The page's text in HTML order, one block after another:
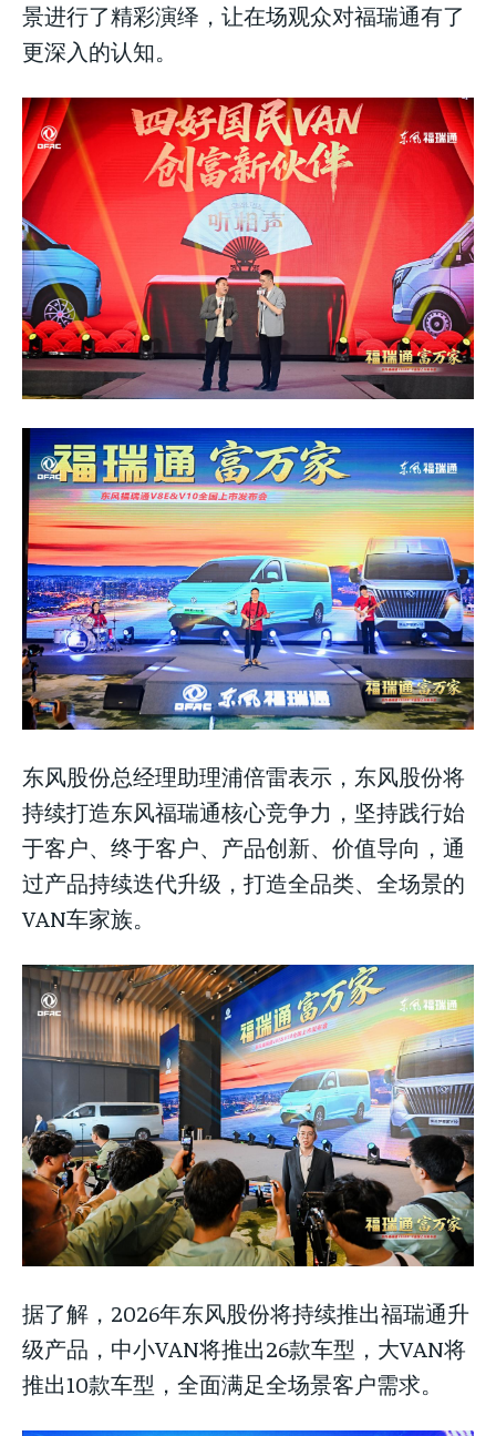
景进行了精彩演绎，让在场观众对福瑞通有了
更深入的认知。
东风股份总经理助理浦倍雷表示，东风股份将
持续打造东风福瑞通核心竞争力，坚持践行始
于客户、终于客户、产品创新、价值导向，通
过产品持续迭代升级，打造全品类、全场景的
VAN车家族。
据了解，2026年东风股份将持续推出福瑞通升
级产品，中小VAN将推出26款车型，大VAN将
推出10款车型，全面满足全场景客户需求。